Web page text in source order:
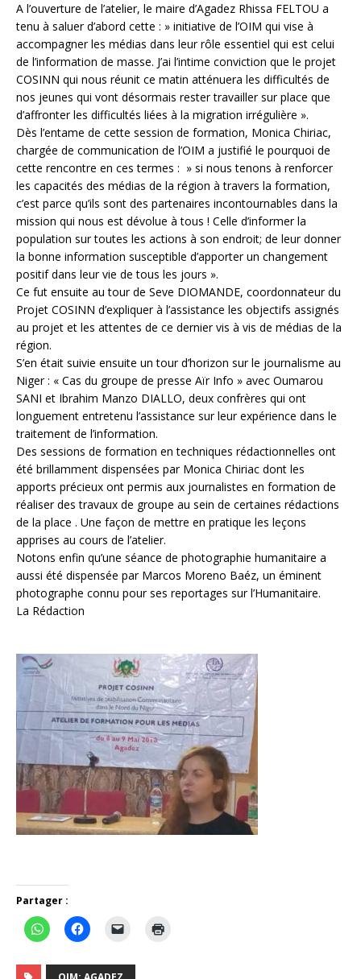
A l’ouverture de l’atelier, le maire d’Agadez Rhissa FELTOU a
tenu à saluer d’abord cette : » initiative de l’OIM qui vise à
accompagner les médias dans leur rôle essentiel qui est celui
de l’information de masse. J’ai l’intime conviction que le projet
COSINN qui nous réunit ce matin atténuera les difficultés de
nos jeunes qui vont désormais rester travailler sur place que
d’affronter les difficultés liées à la migration irrégulière ».
Dès l’entame de cette session de formation, Monica Chiriac,
chargée de communication de l’OIM a justifié le pourquoi de
cette rencontre en ces termes : » si nous tenons à renforcer
les capacités des médias de la région à travers la formation,
c’est parce qu’ils sont des partenaires incontournables dans la
mission qui nous est dévolue à tous ! Celle d’informer la
population sur toutes les actions à son endroit; de leur donner
la bonne information susceptible d’apporter un changement
positif dans leur vie de tous les jours ».
Ce fut ensuite au tour de Seve DIOMANDE, coordonnateur du
Projet COSINN d’expliquer à l’assistance les objectifs assignés
au projet et les attentes de ce dernier vis à vis de médias de la
région.
S’en était suivie ensuite un tour d’horizon sur le journalisme au
Niger : « Cas du groupe de presse Aïr Info » avec Oumarou
SANI et Ibrahim Manzo DIALLO, deux confrères qui ont
longuement entretenu l’assistance sur leur expérience dans le
traitement de l’information.
Des sessions de formation en techniques rédactionnelles ont
été brillamment dispensées par Monica Chiriac dont les
apports précieux ont permis aux journalistes en formation de
réaliser des travaux de groupe au sein de certaines rédactions
de la place . Une façon de mettre en pratique les leçons
apprises au cours de l’atelier.
Notons enfin qu’une séance de photographie humanitaire a
aussi été dispensée par Marcos Moreno Baéz, un éminent
photographe connu pour ses reportages sur l’Humanitaire.
La Rédaction
Partager :